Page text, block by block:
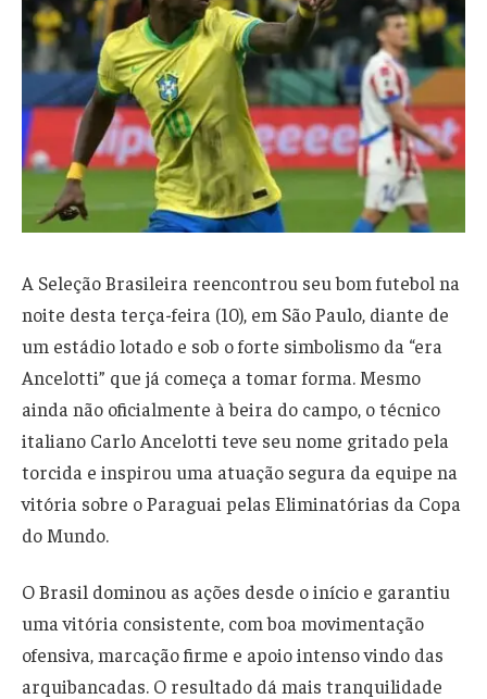
A Seleção Brasileira reencontrou seu bom futebol na
noite desta terça-feira (10), em São Paulo, diante de
um estádio lotado e sob o forte simbolismo da “era
Ancelotti” que já começa a tomar forma. Mesmo
ainda não oficialmente à beira do campo, o técnico
italiano Carlo Ancelotti teve seu nome gritado pela
torcida e inspirou uma atuação segura da equipe na
vitória sobre o Paraguai pelas Eliminatórias da Copa
do Mundo.
O Brasil dominou as ações desde o início e garantiu
uma vitória consistente, com boa movimentação
ofensiva, marcação firme e apoio intenso vindo das
arquibancadas. O resultado dá mais tranquilidade